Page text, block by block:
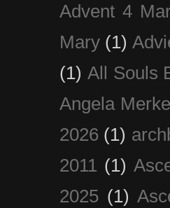
Advent 4
Mary (1)
(1) All Souls
Angela
2026 (1)
2011 (1)
2025 (1)